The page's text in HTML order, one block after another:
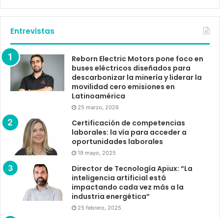
Entrevistas
Reborn Electric Motors pone foco en
buses eléctricos diseñados para
descarbonizar la minería y liderar la
movilidad cero emisiones en
Latinoamérica
25 marzo, 2026
Certificación de competencias
laborales: la vía para acceder a
oportunidades laborales
19 mayo, 2025
Director de Tecnología Apiux: “La
inteligencia artificial está
impactando cada vez más a la
industria energética”
25 febrero, 2025